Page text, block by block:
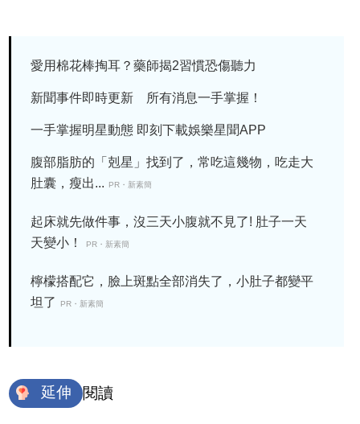
愛用棉花棒掏耳？藥師揭2習慣恐傷聽力
新聞事件即時更新 所有消息一手掌握！
一手掌握明星動態 即刻下載娛樂星聞APP
腹部脂肪的「剋星」找到了，常吃這幾物，吃走大
肚囊，瘦出...
PR・新素簡
起床就先做件事，沒三天小腹就不見了! 肚子一天
天變小！
PR・新素簡
檸檬搭配它，臉上斑點全部消失了，小肚子都變平
坦了
PR・新素簡
延伸 閱讀